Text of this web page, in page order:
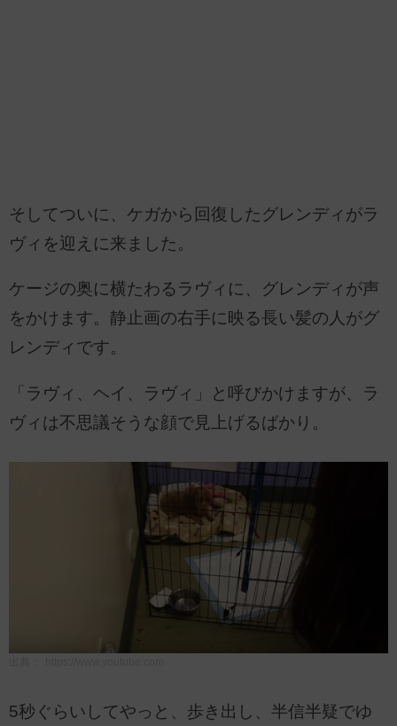
そしてついに、ケガから回復したグレンディがラ
ヴィを迎えに来ました。
ケージの奥に横たわるラヴィに、グレンディが声
をかけます。静止画の右手に映る長い髪の人がグ
レンディです。
「ラヴィ、ヘイ、ラヴィ」と呼びかけますが、ラ
ヴィは不思議そうな顔で見上げるばかり。
5秒ぐらいしてやっと、歩き出し、半信半疑でゆ